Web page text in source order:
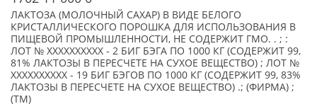
ЛАКТОЗА (МОЛОЧНЫЙ САХАР) В ВИДЕ БЕЛОГО
КРИСТАЛЛИЧЕСКОГО ПОРОШКА ДЛЯ ИСПОЛЬЗОВАНИЯ В
ПИЩЕВОЙ ПРОМЫШЛЕННОСТИ, НЕ СОДЕРЖИТ ГМО. . ; :
ЛОТ № XXXXXXXXXX - 2 БИГ БЭГА ПО 1000 КГ (СОДЕРЖИТ 99,
81% ЛАКТОЗЫ В ПЕРЕСЧЕТЕ НА СУХОЕ ВЕЩЕСТВО) ; ЛОТ №
XXXXXXXXXX - 19 БИГ БЭГОВ ПО 1000 КГ (СОДЕРЖИТ 99, 83%
ЛАКТОЗЫ В ПЕРЕСЧЕТЕ НА СУХОЕ ВЕЩЕСТВО) .; (ФИРМА) ;
(TM)